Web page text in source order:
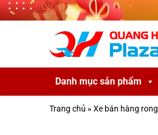
Skip to main content
Danh mục sản phẩm
Trang chủ » Xe bán hàng rong